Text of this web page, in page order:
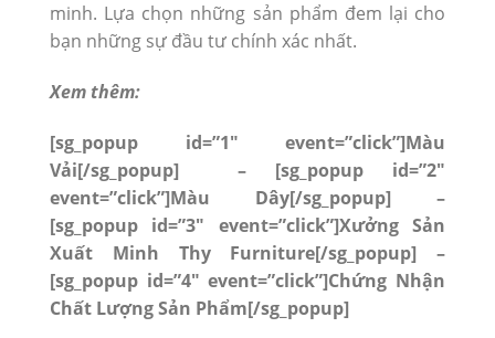
minh. Lựa chọn những sản phẩm đem lại cho
bạn những sự đầu tư chính xác nhất.
Xem thêm:
[sg_popup id=”1″ event=”click”]Màu
Vải[/sg_popup] – [sg_popup id=”2″
event=”click”]Màu Dây[/sg_popup] –
[sg_popup id=”3″ event=”click”]Xưởng Sản
Xuất Minh Thy Furniture[/sg_popup] –
[sg_popup id=”4″ event=”click”]Chứng Nhận
Chất Lượng Sản Phẩm[/sg_popup]